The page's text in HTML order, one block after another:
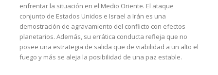
enfrentar la situación en el Medio Oriente. El ataque
conjunto de Estados Unidos e Israel a Irán es una
demostración de agravamiento del conflicto con efectos
planetarios. Además, su errática conducta refleja que no
posee una estrategia de salida que de viabilidad a un alto el
fuego y más se aleja la posibilidad de una paz estable.